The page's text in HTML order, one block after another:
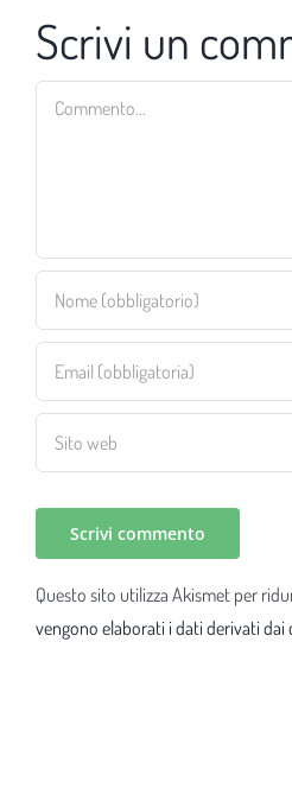
Scrivi un
Commento
Questo sito utilizza Akismet per
vengono elaborati i dati derivati